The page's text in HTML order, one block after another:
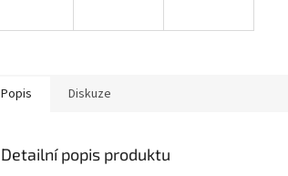
Popis Diskuze
Detailní popis produktu